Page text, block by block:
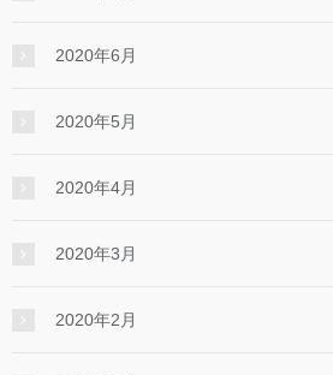
2020年6月
2020年5月
2020年4月
2020年3月
2020年2月